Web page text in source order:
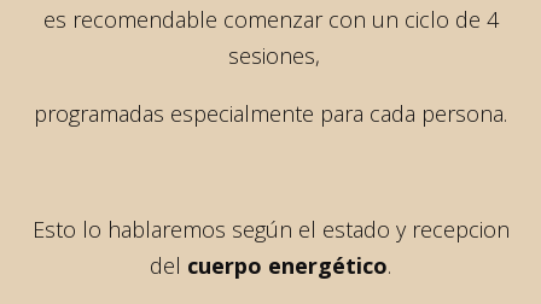
es recomendable comenzar con un ciclo de 4
sesiones,
programadas especialmente para cada persona.
Esto lo hablaremos según el estado y recepcion
del cuerpo energético.